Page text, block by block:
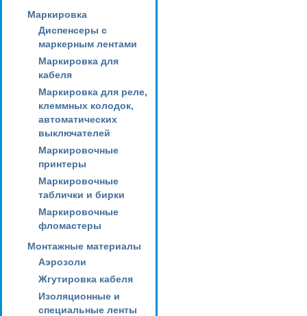
Маркировка
Диспенсеры с
маркерным лентами
Маркировка для
кабеля
Маркировка для реле,
клеммных колодок,
автоматических
выключателей
Маркировочные
принтеры
Маркировочные
таблички и бирки
Маркировочные
фломастеры
Монтажные материалы
Аэрозоли
Жгутировка кабеля
Изоляционные и
специальные ленты